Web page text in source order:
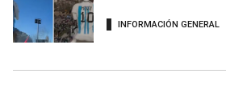
INFORMACIÓN GENERAL